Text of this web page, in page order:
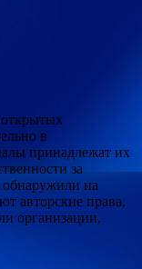
в
принадлежат их
за
обнаружили на
авторские права,
организации,